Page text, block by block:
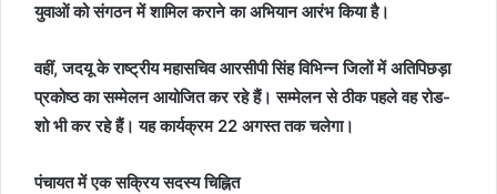
युवाओं को संगठन में शामिल कराने का अभियान आरंभ किया है।
वहीं, जदयू के राष्ट्रीय महासचिव आरसीपी सिंह विभिन्न जिलों में अतिपिछड़ा
प्रकोष्ठ का सम्मेलन आयोजित कर रहे हैं। सम्मेलन से ठीक पहले वह रोड-
शो भी कर रहे हैं। यह कार्यक्रम 22 अगस्त तक चलेगा।
पंचायत में एक सक्रिय सदस्य चिह्नित